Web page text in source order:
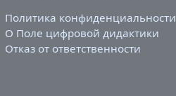
Политика конфиденциальности
О Поле цифровой дидактики
Отказ от ответственности